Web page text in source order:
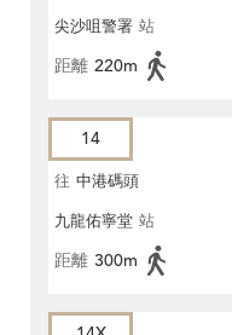
尖沙咀警署 站
距離 220m
14
往 中港碼頭
九龍佑寧堂 站
距離 300m